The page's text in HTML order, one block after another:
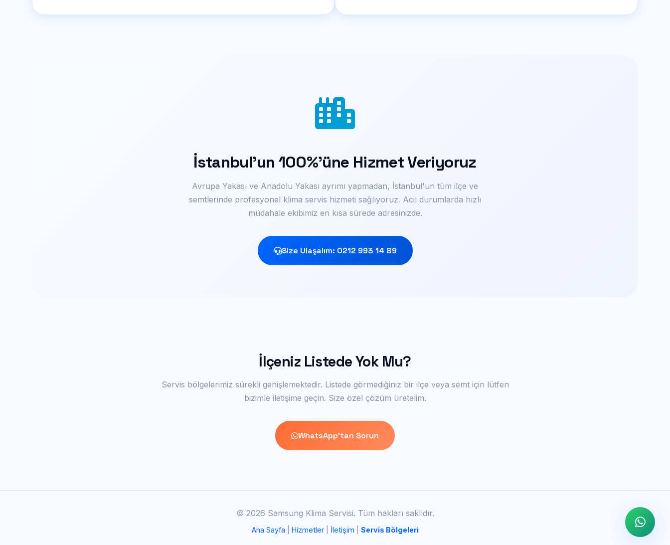
İstanbul'un 100%'üne Hizmet Veriyoruz
Avrupa Yakası ve Anadolu Yakası ayrımı yapmadan, İstanbul'un tüm ilçe ve
semtlerinde profesyonel klima servis hizmeti sağlıyoruz. Acil durumlarda hızlı
müdahale ekibimiz en kısa sürede adresinizde.
Size Ulaşalım: 0212 993 14 89
İlçeniz Listede Yok Mu?
Servis bölgelerimiz sürekli genişlemektedir. Listede görmediğiniz bir ilçe veya semt için lütfen
bizimle iletişime geçin. Size özel çözüm üretelim.
WhatsApp'tan Sorun
© 2026 Samsung Klima Servisi. Tüm hakları saklıdır.
Ana Sayfa Hizmetler| İletişim Servis Bölgeleri